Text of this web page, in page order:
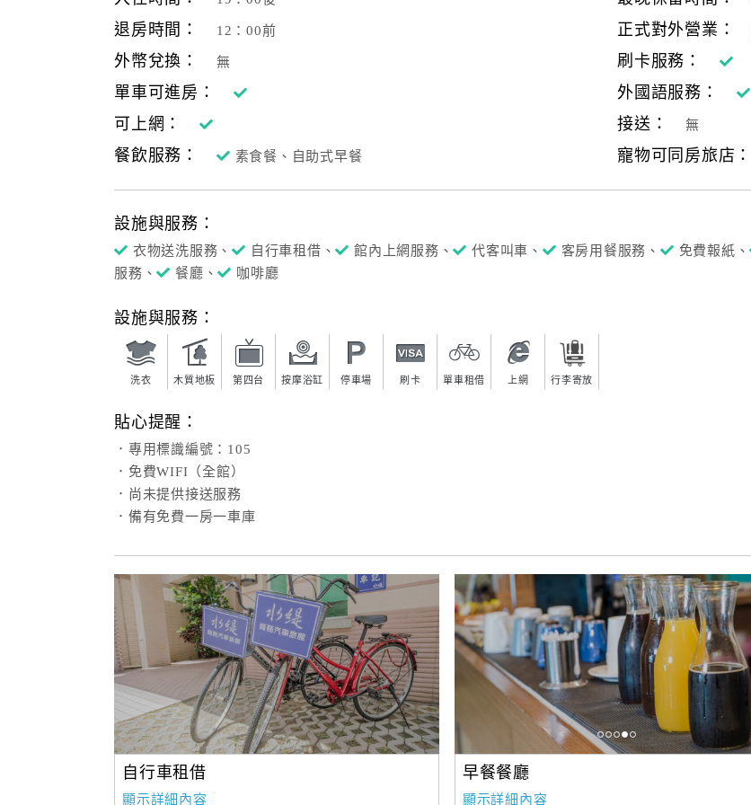
退房時間： 12：00前 正式對外營業：
外幣兌換： 無
刷卡服務：
單車可進房：
外國語服務：
可上網： 接送： 無
餐飲服務： 素食餐、自助式早餐 寵物可同房旅店：
設施與服務：
衣物送洗服務、 自行車租借、 館內上網服務、 代客叫車、 客房用餐服務、 免費報紙、
服務、
餐廳、 咖啡廳
設施與服務：
洗衣 木質地板 第四台 按摩浴缸 停車場 刷卡 單車租借 上網 行李寄放
貼心提醒：
．專用標識編號：105
．免費WIFI（全館）
．尚未提供接送服務
．備有免費一房一車庫
自行車租借
顯示詳細內容
早餐餐廳
顯示詳細內容